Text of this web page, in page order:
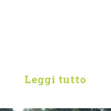
Leggi tutto